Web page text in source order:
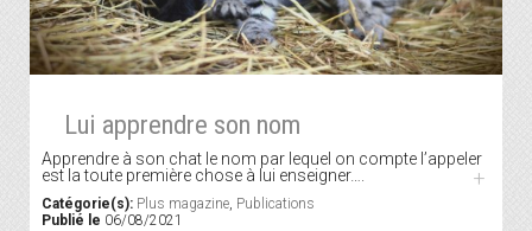
Lui apprendre son nom
Apprendre à son chat le nom par lequel on compte l’appeler
est la toute première chose à lui enseigner….
+
Catégorie(s): Plus magazine, Publications
Publié le 06/08/2021